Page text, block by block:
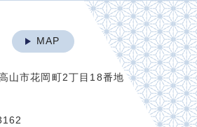
MAP
山市花岡町2丁目18番地